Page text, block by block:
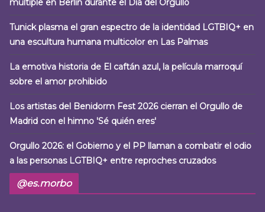
múltiple en Berlín durante el Día del Orgullo
Tunick plasma el gran espectro de la identidad LGTBIQ+ en
una escultura humana multicolor en Las Palmas
La emotiva historia de El caftán azul, la película marroquí
sobre el amor prohibido
Los artistas del Benidorm Fest 2026 cierran el Orgullo de
Madrid con el himno 'Sé quién eres'
Orgullo 2026: el Gobierno y el PP llaman a combatir el odio
a las personas LGTBIQ+ entre reproches cruzados
@es.morbo